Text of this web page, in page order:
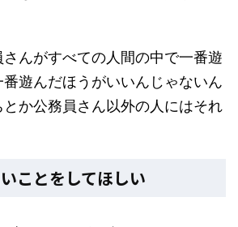
んがすべての人間の中で一番遊
遊んだほうがいいんじゃないん
か公務員さん以外の人にはそれ
ことをしてほしい